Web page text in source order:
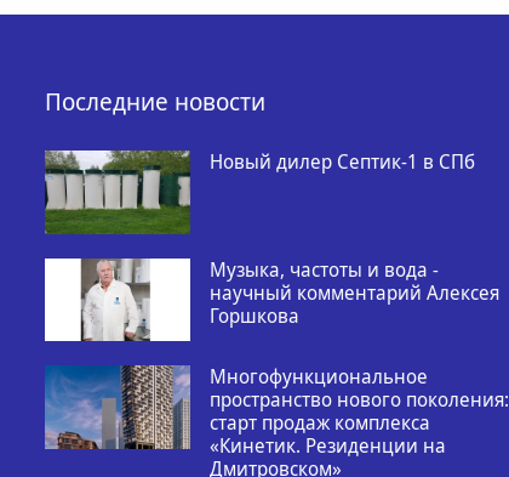
Последние новости
Новый дилер Септик-1 в СПб
Музыка, частоты и вода -
научный комментарий Алексея
Горшкова
Многофункциональное
пространство нового поколения:
старт продаж комплекса
«Кинетик. Резиденции на
Дмитровском»